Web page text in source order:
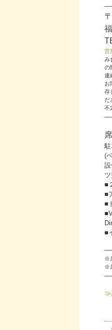
営
み
の
連
お
存
だ
不
(
■
■
■
■
※
※
≫